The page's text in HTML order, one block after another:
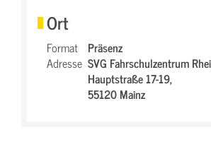
Ort
Format Präsenz
Adresse SVG Fahrschulzentrum
Hauptstraße 17-19,
55120 Mainz